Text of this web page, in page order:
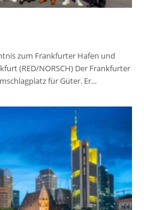
zum Frankfurter Hafen und
(RED/NORSCH) Der Frankfurter
für Güter. Er...